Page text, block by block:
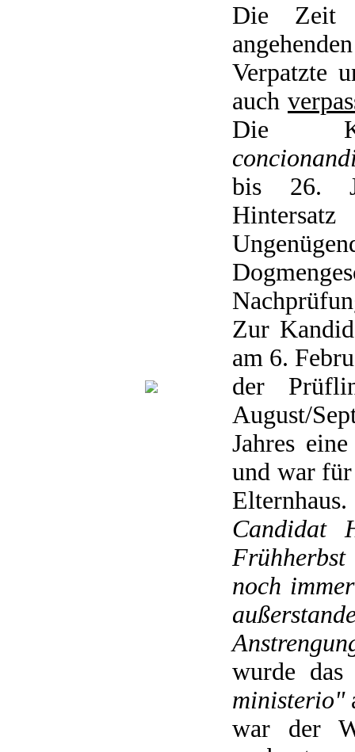
Die Zeit
Verpatzte
auch
Die
bis 26.
Zur
am 6.
der
August/
Jahres
und war
Candidat
noch
wurde
ministerio"
war der